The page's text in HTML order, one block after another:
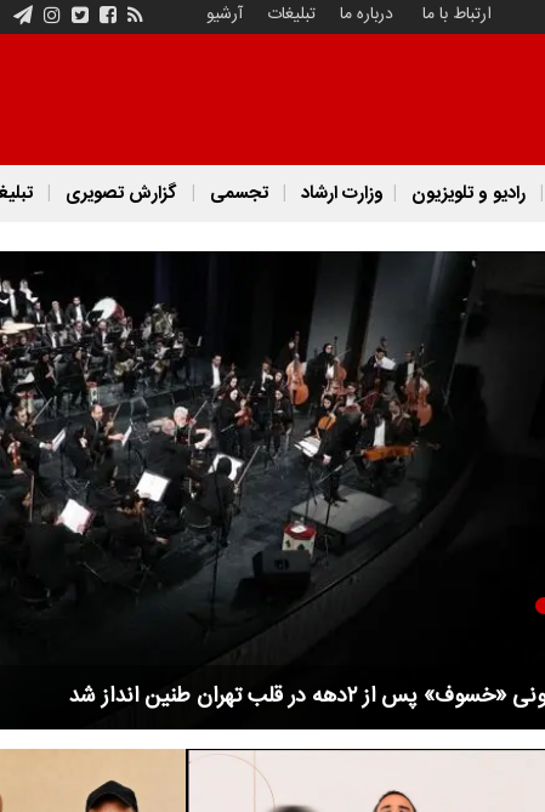
ارتباط با ما درباره ما تبلیغات آرشیو
رادیو و تلویزیون وزارت ارشاد تجسمی گزارش تصویری
آزمایشی» هومن برق‌نورد با مسعود اطیابی در تلویزیون